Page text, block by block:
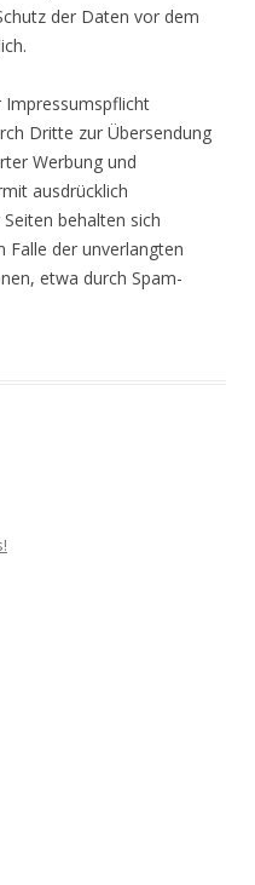
der Daten vor dem
Impressumspflicht
Dritte zur Übersendung
Werbung und
ausdrücklich
behalten sich
Falle der unverlangten
etwa durch Spam-